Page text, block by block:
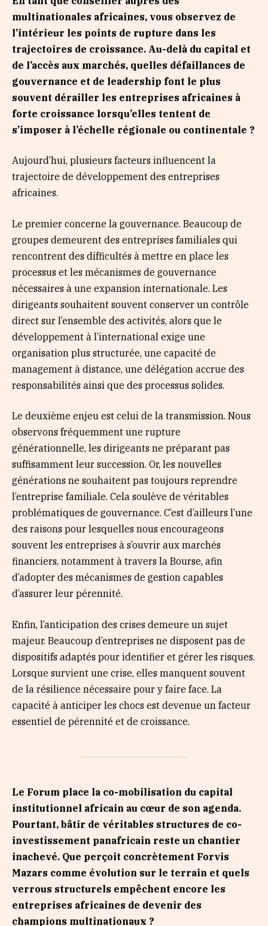
multinationales africaines, vous observez de
l’intérieur les points de rupture dans les
trajectoires de croissance. Au-delà du capital et
de l’accès aux marchés, quelles défaillances de
gouvernance et de leadership font le plus
souvent dérailler les entreprises africaines à
forte croissance lorsqu’elles tentent de
s’imposer à l’échelle régionale ou continentale ?
Aujourd’hui, plusieurs facteurs influencent la
trajectoire de développement des entreprises
africaines.
Le premier concerne la gouvernance. Beaucoup de
groupes demeurent des entreprises familiales qui
rencontrent des difficultés à mettre en place les
processus et les mécanismes de gouvernance
nécessaires à une expansion internationale. Les
dirigeants souhaitent souvent conserver un contrôle
direct sur l’ensemble des activités, alors que le
développement à l’international exige une
organisation plus structurée, une capacité de
management à distance, une délégation accrue des
responsabilités ainsi que des processus solides.
Le deuxième enjeu est celui de la transmission. Nous
observons fréquemment une rupture
générationnelle, les dirigeants ne préparant pas
suffisamment leur succession. Or, les nouvelles
générations ne souhaitent pas toujours reprendre
l’entreprise familiale. Cela soulève de véritables
problématiques de gouvernance. C’est d’ailleurs l’une
des raisons pour lesquelles nous encourageons
souvent les entreprises à s’ouvrir aux marchés
financiers, notamment à travers la Bourse, afin
d’adopter des mécanismes de gestion capables
d’assurer leur pérennité.
Enfin, l’anticipation des crises demeure un sujet
majeur. Beaucoup d’entreprises ne disposent pas de
dispositifs adaptés pour identifier et gérer les risques.
Lorsque survient une crise, elles manquent souvent
de la résilience nécessaire pour y faire face. La
capacité à anticiper les chocs est devenue un facteur
essentiel de pérennité et de croissance.
Le Forum place la co-mobilisation du capital
institutionnel africain au cœur de son agenda.
Pourtant, bâtir de véritables structures de co-
investissement panafricain reste un chantier
inachevé. Que perçoit concrètement Forvis
Mazars comme évolution sur le terrain et quels
verrous structurels empêchent encore les
entreprises africaines de devenir des
champions multinationaux ?